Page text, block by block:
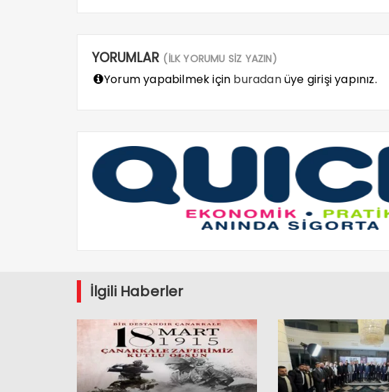
YORUMLAR (İLK YORUMU SİZ YAZIN)
Yorum yapabilmek için buradanüye girişi yapınız.
İlgili Haberler